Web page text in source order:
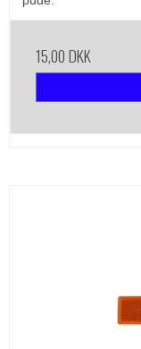
15,00 DKK